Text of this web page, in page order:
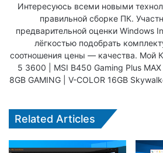
Интересуюсь всеми новыми
правильной сборке ПК.
предварительной оценки Windows
лёгкостью подобрать
соотношения цены — качества. Мой
5 3600 | MSI B450 Gaming Plus MAX
8GB GAMING | V-COLOR 16GB
Related Articles